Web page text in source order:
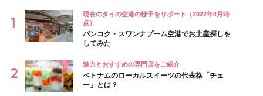
現在のタイの空港の様子をリポート（2022年4月時
点）
バンコク・スワンナプーム空港でお土産探しを
してみた
魅力とおすすめの専門店をご紹介
ベトナムのローカルスイーツの代表格「チェ
ー」とは？